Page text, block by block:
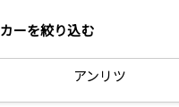
ーを絞り込む
アンリツ